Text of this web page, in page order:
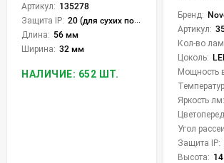
Артикул: 135278
Защита IP: 20 (для сухих пом.)
Длина: 56 мм
Ширина: 32 мм
НАЛИЧИЕ: 652 ШТ.
Бренд:
Артикул:
Цоколь:
Мощность
Яркость лм:
Защита IP:
Высота: